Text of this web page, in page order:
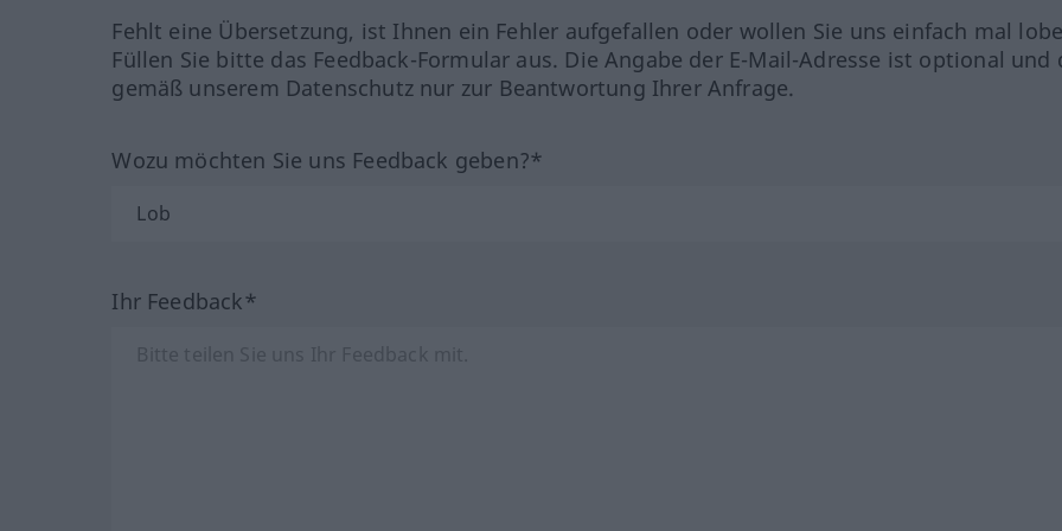
Fehlt eine Übersetzung, ist Ihnen ein Fehler aufgefallen oder wollen Sie uns einfach mal
Füllen Sie bitte das Feedback-Formular aus. Die Angabe der E-Mail-Adresse ist optional und
gemäß unserem Datenschutz nur zur Beantwortung Ihrer Anfrage.
Wozu möchten Sie uns Feedback geben?*
Ihr Feedback*